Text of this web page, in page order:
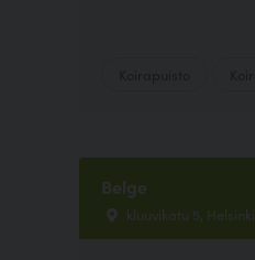
Belge
kluuvikatu 5, Helsinki